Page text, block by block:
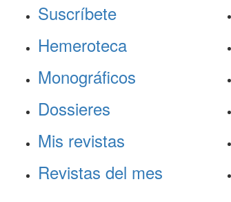
Suscríbete
Hemeroteca
Monográficos
Dossieres
Mis revistas
Revistas del mes